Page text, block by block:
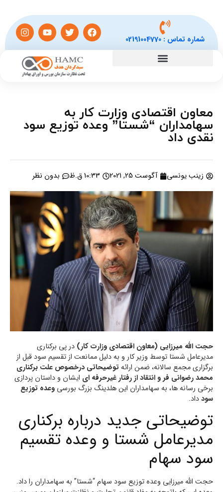
شماره تماس :02191004770
معاون اقتصادی وزارت کار به
سهامداران “شستا” وعده توزیع سود
نقدی داد
زینب یونسی آگوست 25, 2021 10:33 ق.ظ بدون نظر
حجت الله میرزایی (معاون اقتصادی وزارت کار) در پی برکناری
مدیرعامل شستا توسط وزیر کار و به دلیل ممانعت از تقسیم سود قبل از
برگزاری مجمع سالانه، ضمن ارائه توضیحاتی درخصوص علت برکناری
محمد رضوانی فر و انتقاد از رفتار غیرحرفه ای ایشان و داستان پردازی
برخی رسانه ها، به سهامداران این هلدینگ بزرگ بورسی وعده توزیع
سودداد.
توضیحاتی جدید درباره برکناری
مدیرعامل شستا و وعده تقسیم
سود سهام
حجت الله میرزایی وعده توزیع سود سهام “شستا” به سهامداران را داد.